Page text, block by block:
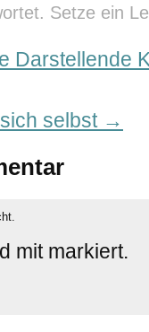
Setze ein
Darstellende
selbst →
mit markiert.